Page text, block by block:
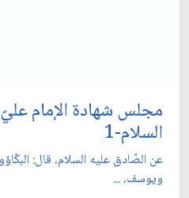
مجلس شهادة الإمام
السلام-1
عن الصّادق عليه السلام، قال:
ويوسف، ...